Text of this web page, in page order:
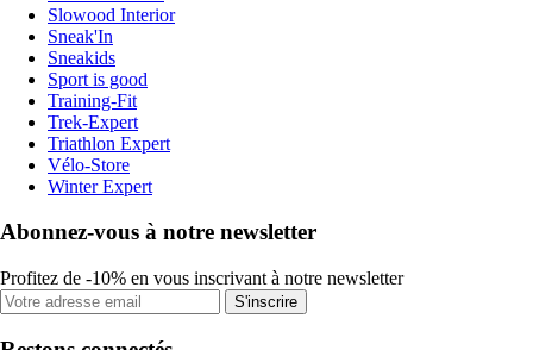
Slowood Interior
Sneak'In
Sneakids
Sport is good
Training-Fit
Trek-Expert
Triathlon Expert
Vélo-Store
Winter Expert
Abonnez-vous à notre newsletter
Profitez de -10% en vous inscrivant à notre newsletter
S'inscrire